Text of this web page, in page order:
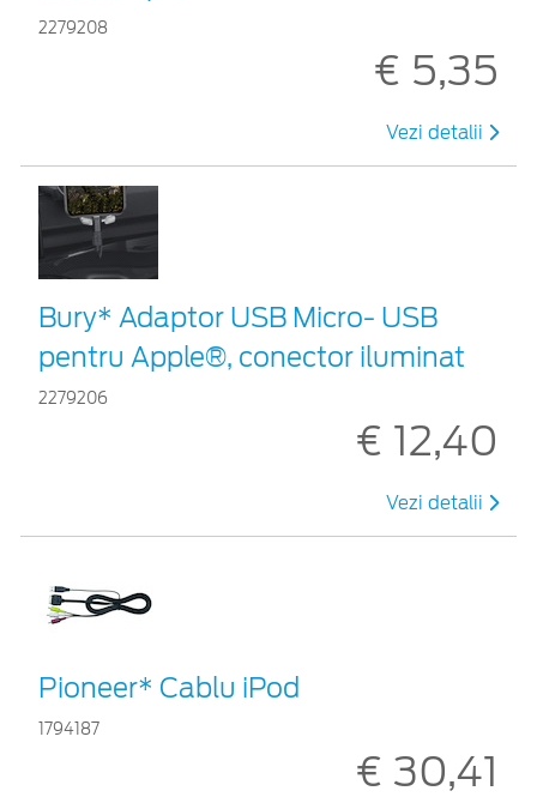
2279208
€ 5,35
Vezi detalii
Bury* Adaptor USB Micro- USB
pentru Apple®, conector iluminat
2279206
€ 12,40
Vezi detalii
Pioneer* Cablu iPod
1794187
€ 30,41